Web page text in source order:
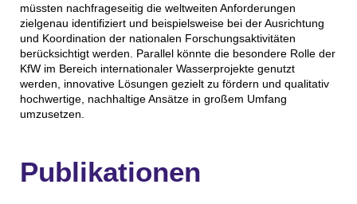
müssten nachfrageseitig die weltweiten Anforderungen
zielgenau identifiziert und beispielsweise bei der Ausrichtung
und Koordination der nationalen Forschungsaktivitäten
berücksichtigt werden. Parallel könnte die besondere Rolle der
KfW im Bereich internationaler Wasserprojekte genutzt
werden, innovative Lösungen gezielt zu fördern und qualitativ
hochwertige, nachhaltige Ansätze in großem Umfang
umzusetzen.
Publikationen